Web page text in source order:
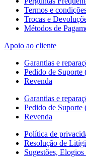
Termos e
Trocas e
Métodos de
Apoio ao cliente
Garantias e
Pedido de
Revenda
Garantias e
Pedido de
Revenda
Política de
Resolução de
Sugestões,